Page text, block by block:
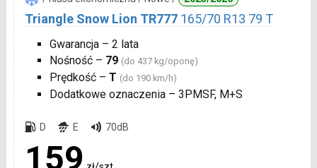
Triangle Snow Lion TR777 165/70 R13 79 T
Gwarancja – 2 lata
Nośność – 79 (do 437 kg/oponę)
Prędkość – T (do 190 km/h)
Dodatkowe oznaczenia – 3PMSF, M+S
D E 70dB
159